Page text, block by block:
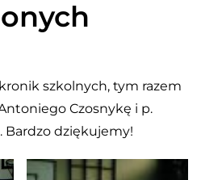
szkolnych, tym razem
Czosnykę i p.
Bardzo dziękujemy!